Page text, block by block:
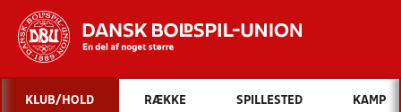
Hvad vil du søge efter?
KLUB/HOLD RÆKKE SPILLESTED KAMP